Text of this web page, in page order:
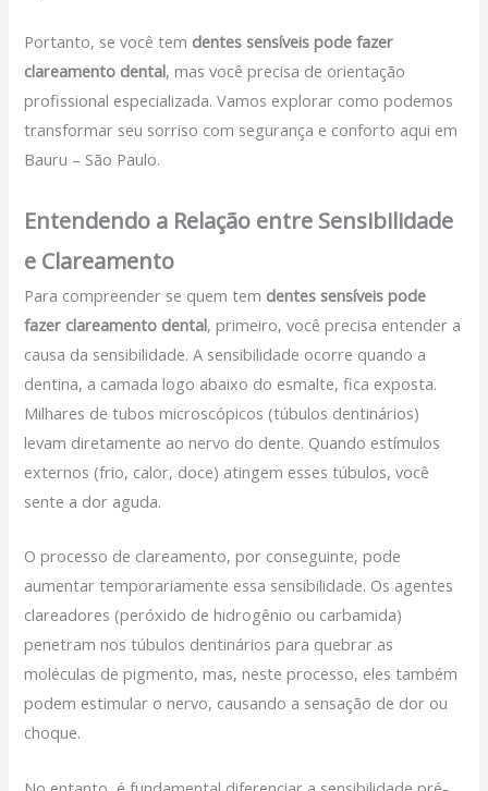
Portanto, se você tem dentes sensíveis pode fazer
clareamento dental, mas você precisa de orientação
profissional especializada. Vamos explorar como podemos
transformar seu sorriso com segurança e conforto aqui em
Bauru – São Paulo.
Entendendo a Relação entre Sensibilidade
e Clareamento
Para compreender se quem tem dentes sensíveis pode
fazer clareamento dental, primeiro, você precisa entender a
causa da sensibilidade. A sensibilidade ocorre quando a
dentina, a camada logo abaixo do esmalte, fica exposta.
Milhares de tubos microscópicos (túbulos dentinários)
levam diretamente ao nervo do dente. Quando estímulos
externos (frio, calor, doce) atingem esses túbulos, você
sente a dor aguda.
O processo de clareamento, por conseguinte, pode
aumentar temporariamente essa sensibilidade. Os agentes
clareadores (peróxido de hidrogênio ou carbamida)
penetram nos túbulos dentinários para quebrar as
moléculas de pigmento, mas, neste processo, eles também
podem estimular o nervo, causando a sensação de dor ou
choque.